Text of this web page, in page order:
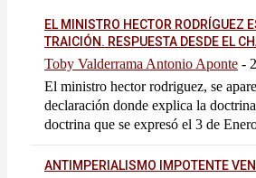
EL MINISTRO HECTOR RODRÍGUEZ
TRAICIÓN. RESPUESTA DESDE EL
Toby Valderrama Antonio Aponte -
El ministro hector rodriguez, se
declaración donde explica la
doctrina que se expresó el 3 de
ANTIMPERIALISMO IMPOTENTE